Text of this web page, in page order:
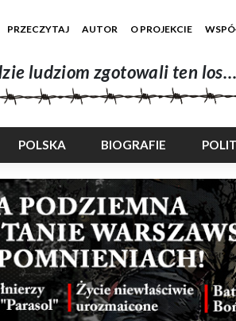
PRZECZYTAJ AUTOR O PROJEKCIE
ludziom zgotowali ten
POLSKA BIOGRAFIE